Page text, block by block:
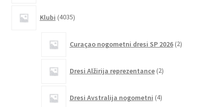
Klubi 4035izdelkov
Curaçao nogometni dresi SP 2026 2izdelka
Dresi Alžirija reprezentance 2izdelka
Dresi Avstralija nogometni 4izdelki